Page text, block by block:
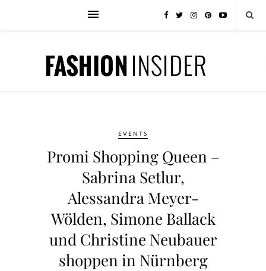
EVENTS
Promi Shopping Queen –
Sabrina Setlur,
Alessandra Meyer-
Wölden, Simone Ballack
und Christine Neubauer
shoppen in Nürnberg